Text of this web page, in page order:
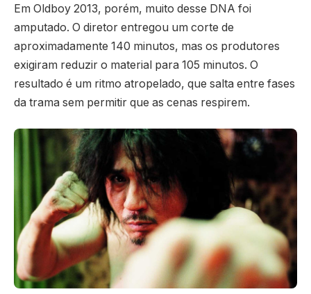
Em Oldboy 2013, porém, muito desse DNA foi
amputado. O diretor entregou um corte de
aproximadamente 140 minutos, mas os produtores
exigiram reduzir o material para 105 minutos. O
resultado é um ritmo atropelado, que salta entre fases
da trama sem permitir que as cenas respirem.